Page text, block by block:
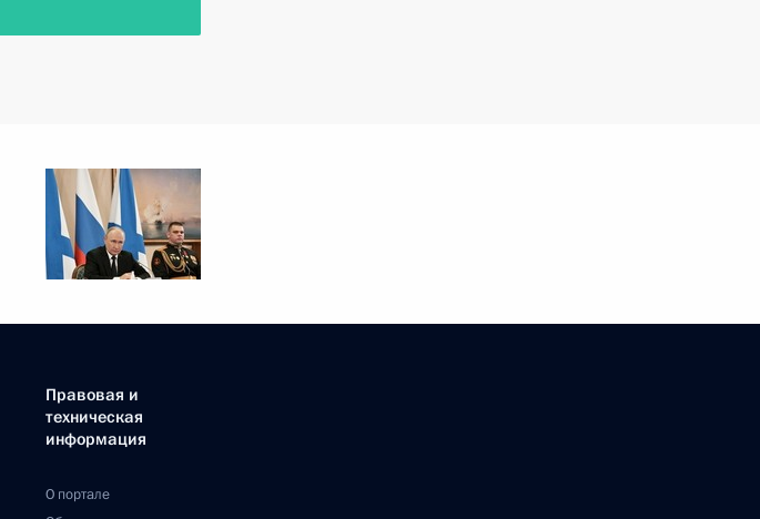
Правовая и
техническая
информация
О портале